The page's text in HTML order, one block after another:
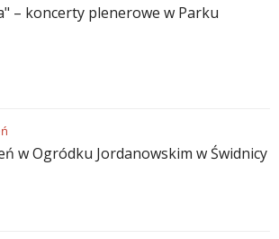
– koncerty plenerowe w Parku
w Ogródku Jordanowskim w Świdnicy